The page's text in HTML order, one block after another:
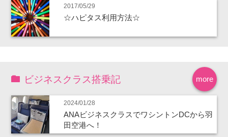
2017/05/29
☆ハピタス利用方法☆
more
ビジネスクラス搭乗記
2024/01/28
ANAビジネスクラスでワシントンDCから羽
田空港へ！